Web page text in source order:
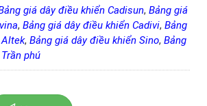
giá dây điều khiển Cadisun, Bảng giá
, Bảng giá dây điều khiển Cadivi, Bảng
, Bảng giá dây điều khiển Sino, Bảng
phú